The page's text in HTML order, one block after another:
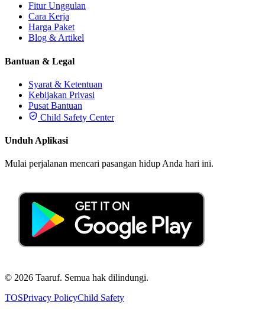
Fitur Unggulan
Cara Kerja
Harga Paket
Blog & Artikel
Bantuan & Legal
Syarat & Ketentuan
Kebijakan Privasi
Pusat Bantuan
Child Safety Center
Unduh Aplikasi
Mulai perjalanan mencari pasangan hidup Anda hari ini.
© 2026 Taaruf. Semua hak dilindungi.
TOSPrivacy PolicyChild Safety